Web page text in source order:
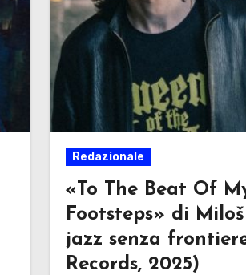
Redazionale
«To The Beat Of
Footsteps» di
jazz senza
Records, 2025)